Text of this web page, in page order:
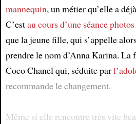
mannequin, un métier qu’elle a
C’estau cours d’une séance photos
que la jeune fille, qui s’appelle
prendre le nom d’Anna Karina. La
Coco Chanel qui, séduite par
recommande le changement.
Même si elle rencontre très vite